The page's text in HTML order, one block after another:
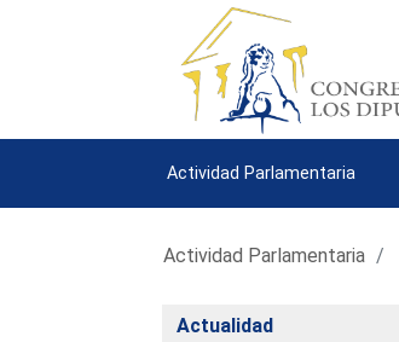
Actividad Parlamentaria
Actividad Parlamentaria
Actualidad